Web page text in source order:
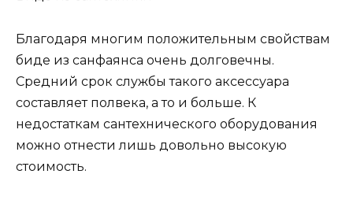
Благодаря многим положительным свойствам
биде из санфаянса очень долговечны.
Средний срок службы такого аксессуара
составляет полвека, а то и больше. К
недостаткам сантехнического оборудования
можно отнести лишь довольно высокую
стоимость.